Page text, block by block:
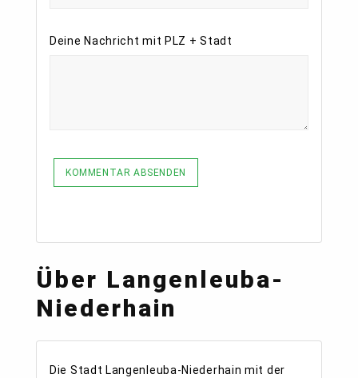
Deine Nachricht mit PLZ + Stadt
KOMMENTAR ABSENDEN
Über Langenleuba-
Niederhain
Die Stadt Langenleuba-Niederhain mit der